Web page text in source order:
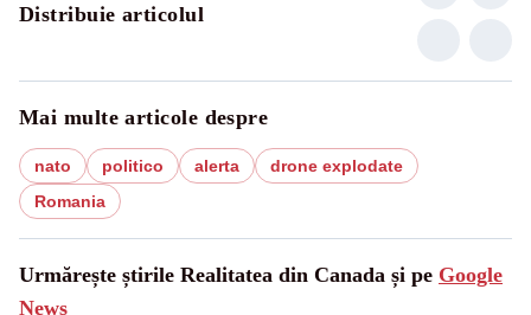
Distribuie articolul
Mai multe articole despre
nato politico alerta
drone explodate
Romania
Urmărește știrile Realitatea din Canada și pe Google
News